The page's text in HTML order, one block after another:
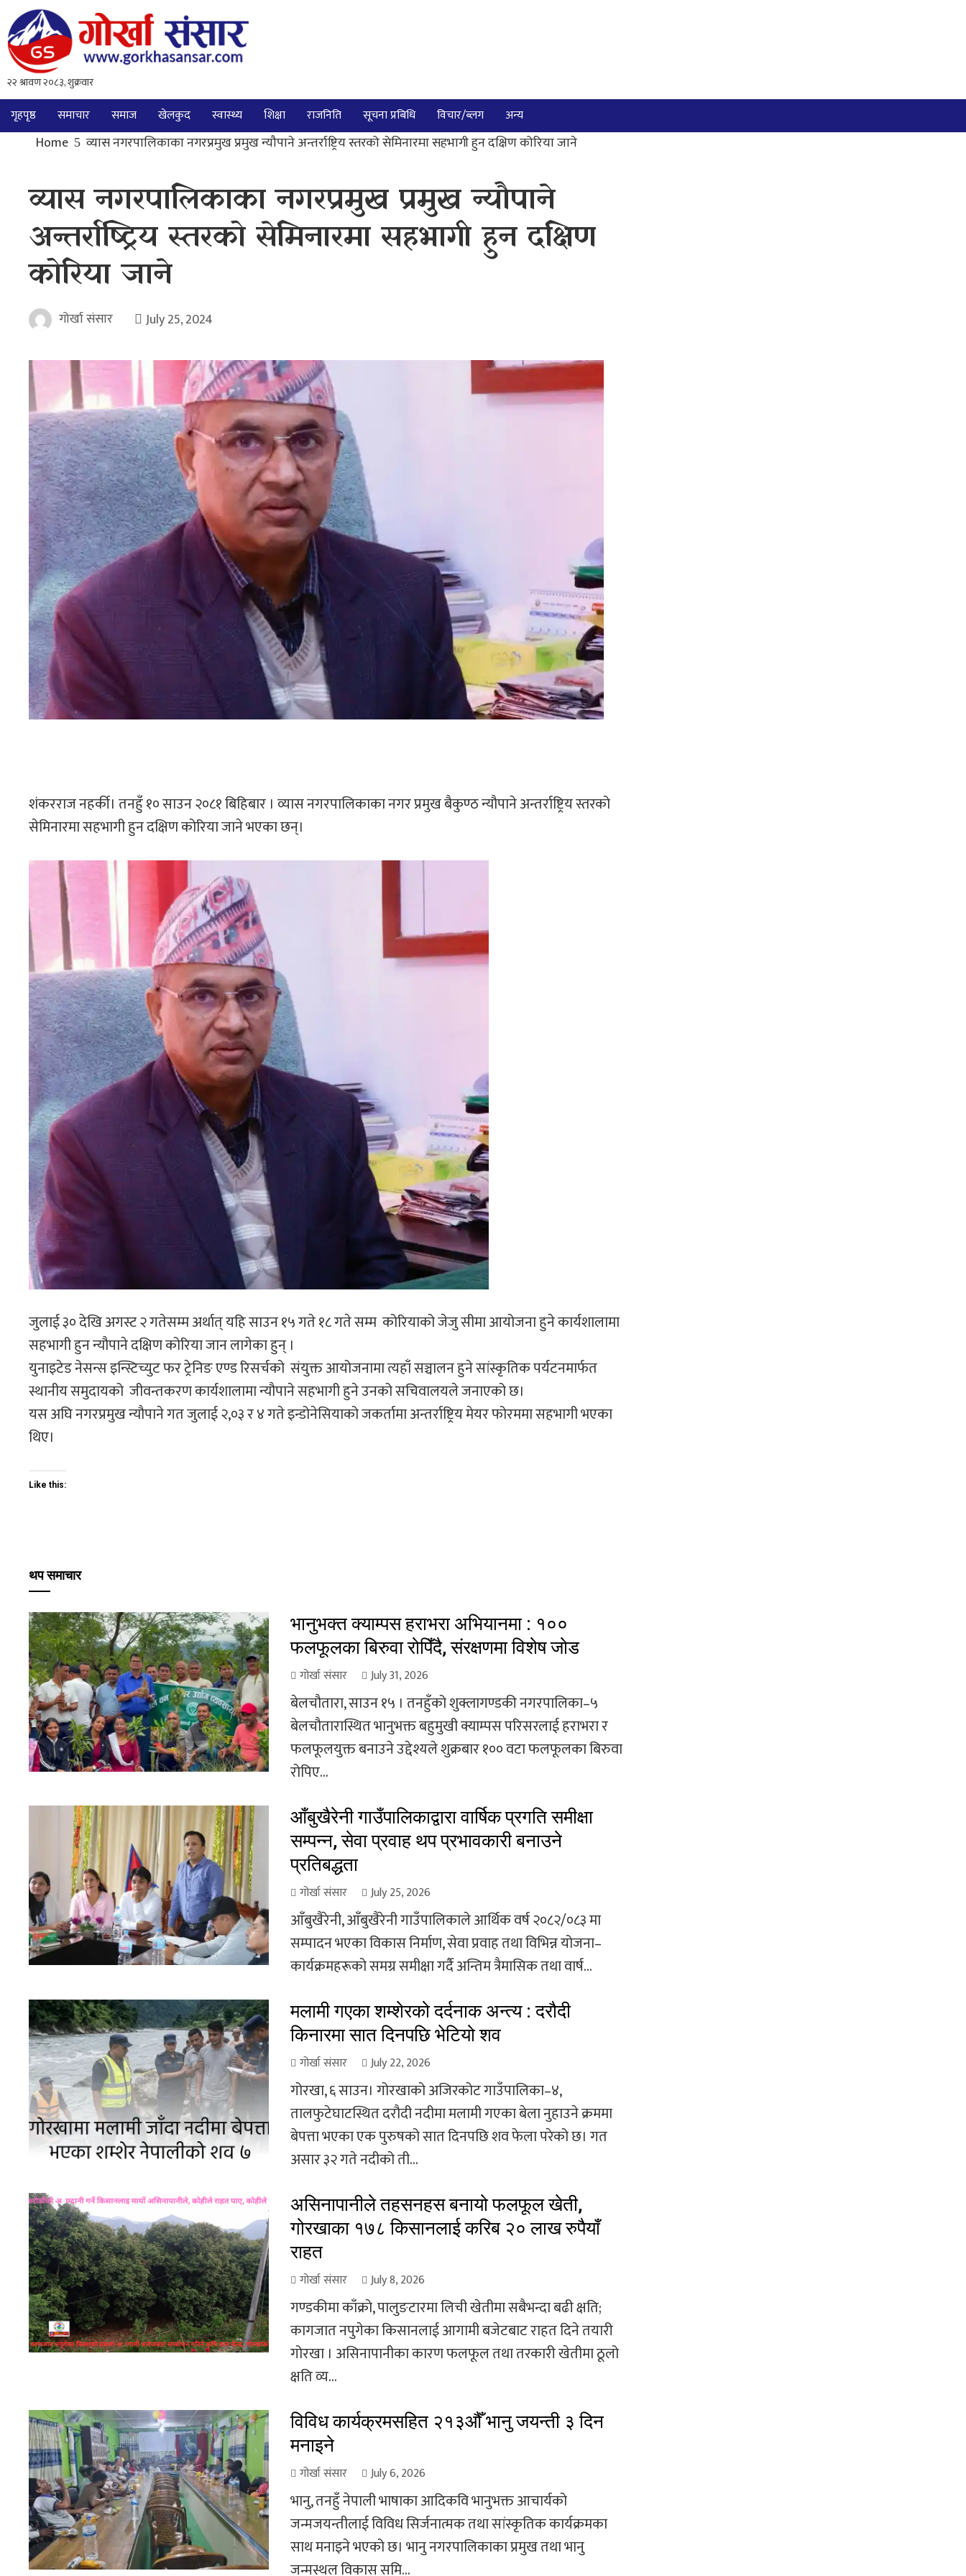
गृहपृष्ठ समाचार समाज खेलकुद स्वास्थ्य शिक्षा राजनिति सूचना प्रबिधि विचार/ब्लग अन्य
Home व्यास नगरपालिकाका नगरप्रमुख प्रमुख न्यौपाने अन्तर्राष्ट्रिय स्तरको सेमिनारमा सहभागी हुन दक्षिण कोरिया जाने
व्यास नगरपालिकाका नगरप्रमुख प्रमुख न्यौपाने
अन्तर्राष्ट्रिय स्तरको सेमिनारमा सहभागी हुन दक्षिण
कोरिया जाने
गोर्खा संसार July 25, 2024
शंकरराज नहर्की। तनहुँ १० साउन २०८१ बिहिबार । व्यास नगरपालिकाका नगर प्रमुख बैकुण्ठ न्यौपाने अन्तर्राष्ट्रिय स्तरको
सेमिनारमा सहभागी हुन दक्षिण कोरिया जाने भएका छन्।
जुलाई ३० देखि अगस्ट २ गतेसम्म अर्थात् यहि साउन १५ गते १८ गते सम्म कोरियाको जेजु सीमा आयोजना हुने कार्यशालामा
सहभागी हुन न्यौपाने दक्षिण कोरिया जान लागेका हुन् ।
युनाइटेड नेसन्स इन्स्टिच्युट फर ट्रेनिङ एण्ड रिसर्चको संयुक्त आयोजनामा त्यहाँ सञ्चालन हुने सांस्कृतिक पर्यटनमार्फत
स्थानीय समुदायको जीवन्तकरण कार्यशालामा न्यौपाने सहभागी हुने उनको सचिवालयले जनाएको छ।
यस अघि नगरप्रमुख न्यौपाने गत जुलाई २,०३ र ४ गते इन्डोनेसियाको जकर्तामा अन्तर्राष्ट्रिय मेयर फोरममा सहभागी भएका
थिए।
Like this:
थप समाचार
भानुभक्त क्याम्पस हराभरा अभियानमा : १००
फलफूलका बिरुवा रोपिँदै, संरक्षणमा विशेष जोड
गोर्खा संसार July 31, 2026
बेलचौतारा, साउन १५ । तनहुँको शुक्लागण्डकी नगरपालिका–५
बेलचौतारास्थित भानुभक्त बहुमुखी क्याम्पस परिसरलाई हराभरा र
फलफूलयुक्त बनाउने उद्देश्यले शुक्रबार १०० वटा फलफूलका बिरुवा
रोपिए...
आँबुखैरेनी गाउँपालिकाद्वारा वार्षिक प्रगति समीक्षा
सम्पन्न, सेवा प्रवाह थप प्रभावकारी बनाउने
प्रतिबद्धता
गोर्खा संसार July 25, 2026
आँबुखैरेनी, आँबुखैरेनी गाउँपालिकाले आर्थिक वर्ष २०८२/०८३ मा
सम्पादन भएका विकास निर्माण, सेवा प्रवाह तथा विभिन्न योजना–
कार्यक्रमहरूको समग्र समीक्षा गर्दै अन्तिम त्रैमासिक तथा वार्ष...
मलामी गएका शम्शेरको दर्दनाक अन्त्य : दरौदी
किनारमा सात दिनपछि भेटियो शव
गोर्खा संसार July 22, 2026
गोरखा, ६ साउन। गोरखाको अजिरकोट गाउँपालिका–४,
तालफुटेघाटस्थित दरौदी नदीमा मलामी गएका बेला नुहाउने क्रममा
बेपत्ता भएका एक पुरुषको सात दिनपछि शव फेला परेको छ। गत
असार ३२ गते नदीको ती...
असिनापानीले तहसनहस बनायो फलफूल खेती,
गोरखाका १७८ किसानलाई करिब २० लाख रुपैयाँ
राहत
गोर्खा संसार July 8, 2026
गण्डकीमा काँक्राे, पालुङटारमा लिची खेतीमा सबैभन्दा बढी क्षति;
कागजात नपुगेका किसानलाई आगामी बजेटबाट राहत दिने तयारी
गोरखा । असिनापानीका कारण फलफूल तथा तरकारी खेतीमा ठूलो
क्षति व्य...
विविध कार्यक्रमसहित २१३औँ भानु जयन्ती ३ दिन
मनाइने
गोर्खा संसार July 6, 2026
भानु, तनहुँ नेपाली भाषाका आदिकवि भानुभक्त आचार्यको
जन्मजयन्तीलाई विविध सिर्जनात्मक तथा सांस्कृतिक कार्यक्रमका
साथ मनाइने भएको छ। भानु नगरपालिकाका प्रमुख तथा भानु
जन्मस्थल विकास समि...